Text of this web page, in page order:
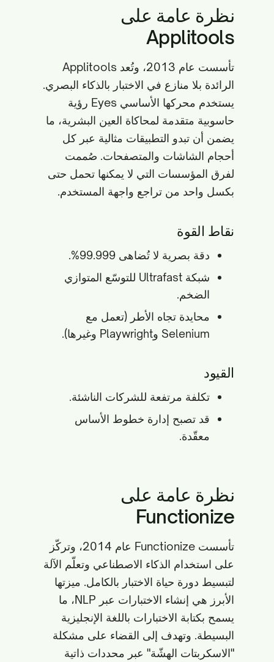
نظرة عامة على
Applitools
تأسست عام 2013، وتُعد Applitools
الرائدة بلا منازع في الاختبار بالذكاء البصري.
يستخدم محركها الأساسي Eyes رؤية
حاسوبية متقدمة لمحاكاة العين البشرية، ما
يضمن أن تبدو التطبيقات مثالية عبر كل
أحجام الشاشات والمتصفحات. صُممت
لفرق المؤسسات التي لا يمكنها تحمل حتى
بكسل واحد من تراجع واجهة المستخدم.
نقاط القوة
دقة بصرية لا تُضاهى 99.999%.
شبكة Ultrafast للتوسّع المتوازي
الضخم.
محايدة تجاه الأطر (تعمل مع
Selenium وPlaywright وغيرها).
القيود
تكلفة مرتفعة للشركات الناشئة.
قد تصبح إدارة خطوط الأساس
معقّدة.
نظرة عامة على
Functionize
تأسست Functionize عام 2014، وتركّز
على استخدام الذكاء الاصطناعي وتعلّم الآلة
لتبسيط دورة حياة الاختبار بالكامل. ميزتها
الأبرز هي إنشاء الاختبارات عبر NLP، ما
يسمح بكتابة الاختبارات باللغة الإنجليزية
البسيطة. وتهدف إلى القضاء على مشكلة
"الاسكربتات الهشّة" عبر محددات ذاتية